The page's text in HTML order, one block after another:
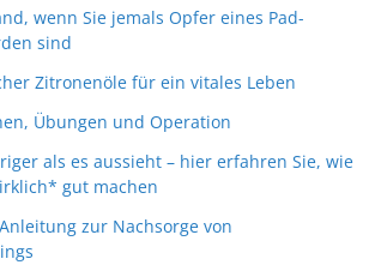
wenn Sie jemals Opfer eines Pad-
sind
Zitronenöle für ein vitales Leben
Übungen und Operation
als es aussieht – hier erfahren Sie, wie
gut machen
zur Nachsorge von